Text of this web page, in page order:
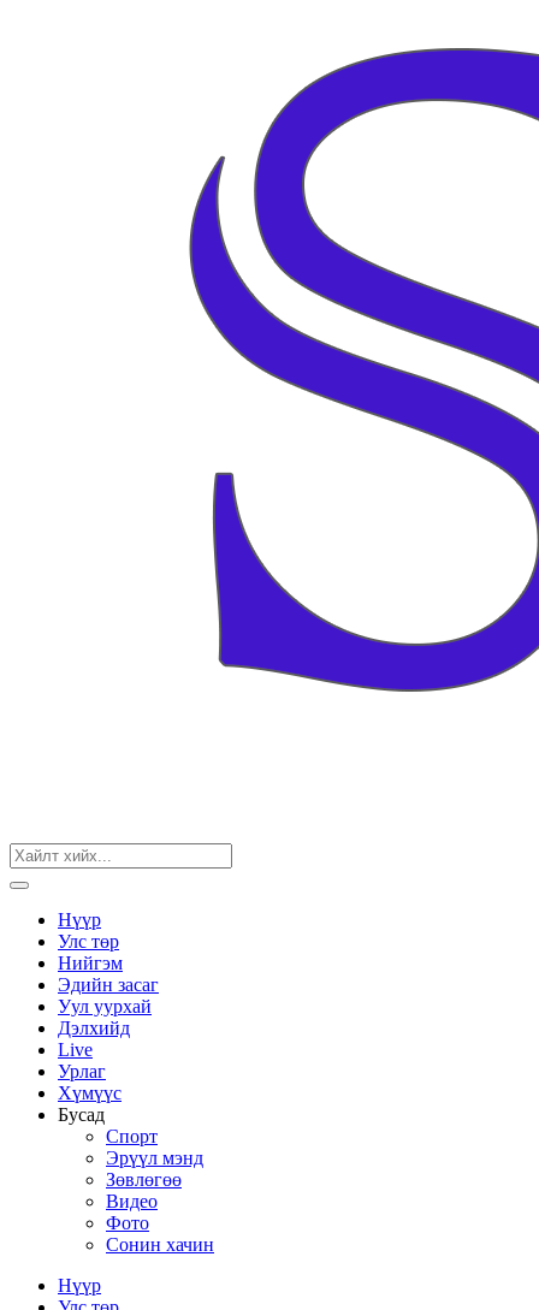
Нүүр
Улс төр
Нийгэм
Эдийн засаг
Уул уурхай
Дэлхийд
Live
Урлаг
Хүмүүс
Бусад
Спорт
Эрүүл мэнд
Зөвлөгөө
Видео
Фото
Сонин хачин
Нүүр